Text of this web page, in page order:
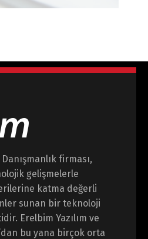
consectetur
firması,
gelişmelerle
katma değerli
sunan bir teknoloji
Erelbim Yazılım ve
bu yana birçok orta